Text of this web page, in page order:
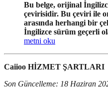
Bu belge, orijinal
çevirisidir. Bu çeviri ile
arasında herhangi bir
İngilizce sürüm geçerli
metni oku
Caiioo HİZMET ŞARTLARI
Son Güncelleme: 18 Haziran